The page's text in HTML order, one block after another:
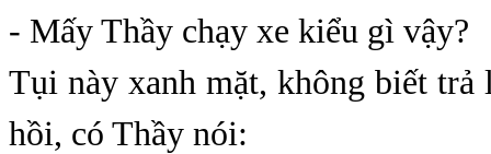
- Mấy Thầy chạy xe kiểu gì vậy?
Tụi này xanh mặt, không biết trả
hồi, có Thầy nói: